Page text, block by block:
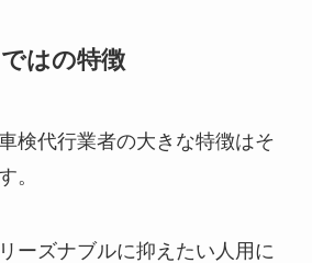
はの特徴
検代行業者の大きな特徴はそ
。
ーズナブルに抑えたい人用に